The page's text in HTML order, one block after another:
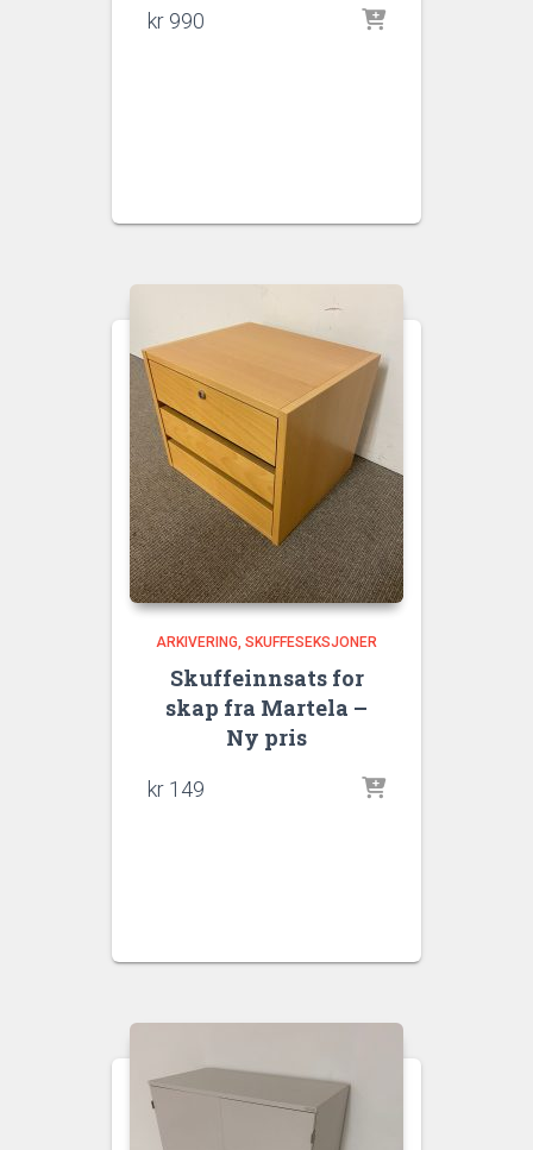
kr 990
ARKIVERING SKUFFESEKSJONER
Skuffeinnsats for
skap fra Martela –
Ny pris
kr 149